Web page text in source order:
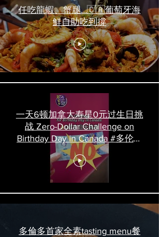
任吃龍蝦、蟹腿…🇨🇦葡萄牙海
鮮自助吃到撐
一天6顿加拿大寿星0元过生日挑
战 Zero-Dollar Challenge on
Birthday Day in Canada #多伦多
吃喝玩乐 #多伦多美食
#torontofood
多倫多首家全素tasting menu餐